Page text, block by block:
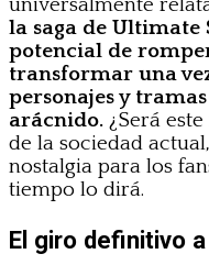
la saga de
potencial de
transformar una
personajes y
arácnido. ¿Será
de la sociedad
nostalgia para los
tiempo lo dirá.
El giro definitivo